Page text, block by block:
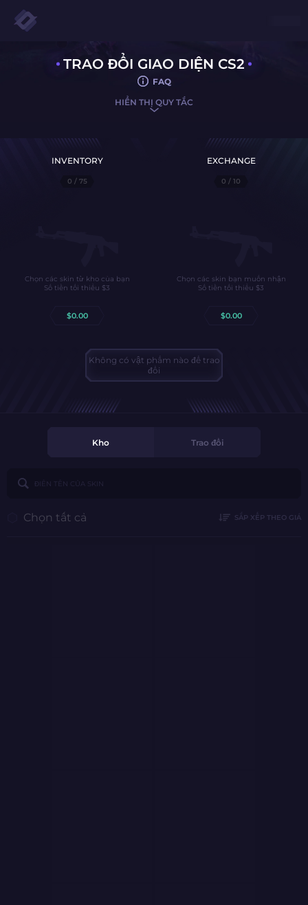
TRAO ĐỔI GIAO DIỆN CS2
FAQ
HIỂN THỊ QUY TẮC
0 / 75
INVENTORY
Chọn các skin từ kho của bạn
Số tiền tối thiểu $3
$0.00
Không có vật phẩm nào để trao
đổi
0 / 10
EXCHANGE
Chọn các skin bạn muốn nhận
Số tiền tối thiểu $3
$0.00
Kho Trao đổi
Chọn tất cả SẮP XẾP THEO GIÁ